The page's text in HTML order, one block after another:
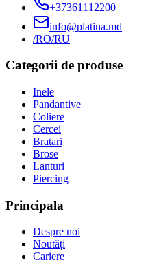
+37361112200
info@platina.md
/RO/RU
Categorii de produse
Inele
Pandantive
Coliere
Cercei
Bratari
Brose
Lanturi
Piercing
Principala
Despre noi
Noutăți
Cariere